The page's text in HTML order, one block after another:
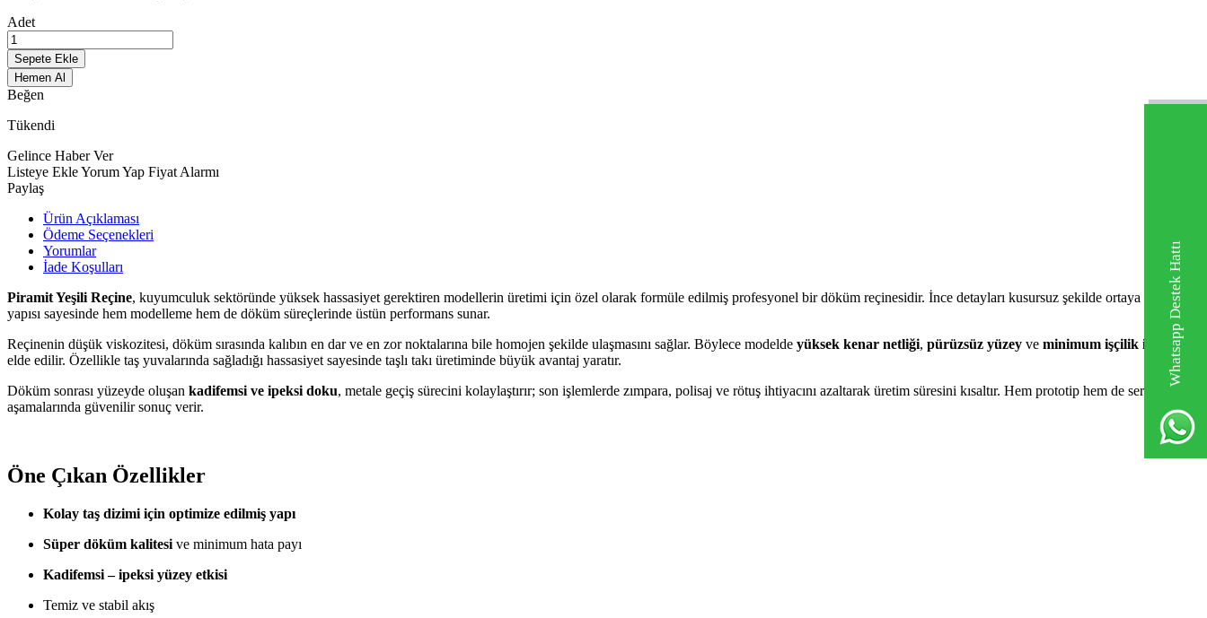
Whatsapp Destek Hattı
Adet
Sepete Ekle
Hemen Al
Beğen
Tükendi
Gelince Haber Ver
Listeye EkleYorum Yap Fiyat Alarmı
Paylaş
Ürün Açıklaması
Ödeme Seçenekleri
Yorumlar
İade Koşulları
Piramit Yeşili Reçine, kuyumculuk sektöründe yüksek hassasiyet gerektiren modellerin üretimi için özel olarak formüle edilmiş profesyonel bir döküm reçinesidir. İnce detayları kusursuz şekilde ortaya çıkaran
yapısı sayesinde hem modelleme hem de döküm süreçlerinde üstün performans sunar.
Reçinenin düşük viskozitesi, döküm sırasında kalıbın en dar ve en zor noktalarına bile homojen şekilde ulaşmasını sağlar. Böylece modelde yüksek kenar netliği, pürüzsüz yüzey ve minimum işçilik ihtiyacı
elde edilir. Özellikle taş yuvalarında sağladığı hassasiyet sayesinde taşlı takı üretiminde büyük avantaj yaratır.
Döküm sonrası yüzeyde oluşan kadifemsi ve ipeksi doku, metale geçiş sürecini kolaylaştırır; son işlemlerde zımpara, polisaj ve rötuş ihtiyacını azaltarak üretim süresini kısaltır. Hem prototip hem de seri üretim
aşamalarında güvenilir sonuç verir.
Öne Çıkan Özellikler
Kolay taş dizimi için optimize edilmiş yapı
Süper döküm kalitesi ve minimum hata payı
Kadifemsi – ipeksi yüzey etkisi
Temiz ve stabil akış